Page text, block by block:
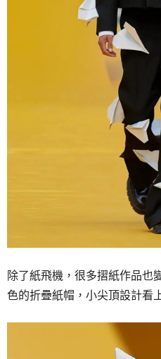
除了紙飛機，很多摺紙作品也
色的折疊紙帽，小尖頂設計看